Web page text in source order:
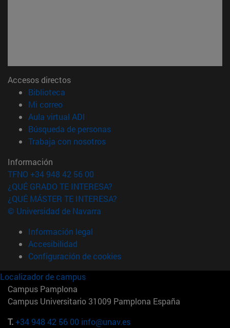
Accesos directos
Biblioteca
Mi correo(abre en nueva ventana)
Aula virtual ADI
Búsqueda de personas(abre en nueva ventana)
Trabaja con nosotros(abre en nueva ventana)
Información
TFNO +34 948 42 56 00
¿QUÉ GRADO TE INTERESA?
¿QUÉ MÁSTER TE INTERESA?
© Universidad de Navarra
Información legal
Accesibilidad
Configuración de cookies
Localizador de campus
Campus Pamplona
Campus Universitario 31009 Pamplona España
T.+34 948 42 56 00 info@unav.es